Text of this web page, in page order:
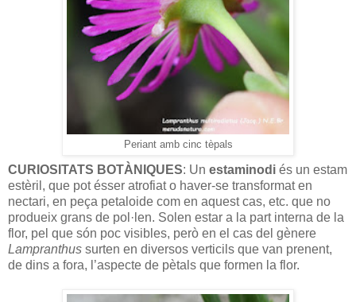
Periant amb cinc tèpals
CURIOSITATS BOTÀNIQUES: Un estaminodi és un estam
estèril, que pot ésser atrofiat o haver-se transformat en
nectari, en peça petaloide com en aquest cas, etc. que no
produeix grans de pol·len. Solen estar a la part interna de la
flor, pel que són poc visibles, però en el cas del gènere
Lampranthus surten en diversos verticils que van prenent,
de dins a fora, l’aspecte de pètals que formen la flor.